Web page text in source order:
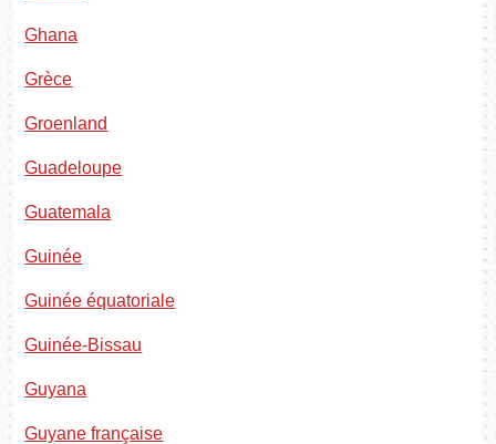
Ghana
Grèce
Groenland
Guadeloupe
Guatemala
Guinée
Guinée équatoriale
Guinée-Bissau
Guyana
Guyane française